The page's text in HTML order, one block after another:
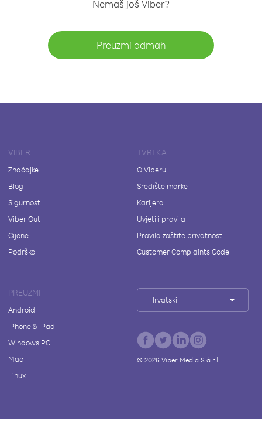
Nemaš još Viber?
Preuzmi odmah
VIBER
Značajke
Blog
Sigurnost
Viber Out
Cijene
Podrška
TVRTKA
O Viberu
Središte marke
Karijera
Uvjeti i pravila
Pravila zaštite privatnosti
Customer Complaints Code
PREUZMI
Android
iPhone & iPad
Windows PC
Mac
Linux
Hrvatski
© 2026Viber Media S.à r.l.